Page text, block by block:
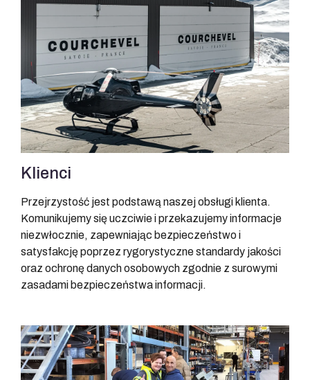
Klienci
Przejrzystość jest podstawą naszej obsługi klienta.
Komunikujemy się uczciwie i przekazujemy informacje
niezwłocznie, zapewniając bezpieczeństwo i
satysfakcję poprzez rygorystyczne standardy jakości
oraz ochronę danych osobowych zgodnie z surowymi
zasadami bezpieczeństwa informacji.